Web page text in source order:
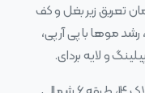
تعریق زیر بغل و کف
موها با پی آر پی،
و لایه بردای.